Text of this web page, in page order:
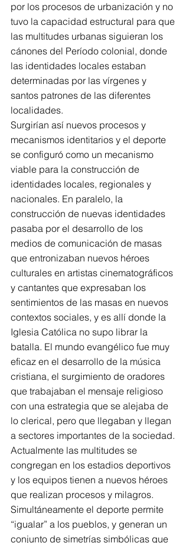
por los procesos de urbanización y no
tuvo la capacidad estructural para que
las multitudes urbanas siguieran los
cánones del Período colonial, donde
las identidades locales estaban
determinadas por las vírgenes y
santos patrones de las diferentes
localidades.
Surgirían así nuevos procesos y
mecanismos identitarios y el deporte
se configuró como un mecanismo
viable para la construcción de
identidades locales, regionales y
nacionales. En paralelo, la
construcción de nuevas identidades
pasaba por el desarrollo de los
medios de comunicación de masas
que entronizaban nuevos héroes
culturales en artistas cinematográficos
y cantantes que expresaban los
sentimientos de las masas en nuevos
contextos sociales, y es allí donde la
Iglesia Católica no supo librar la
batalla. El mundo evangélico fue muy
eficaz en el desarrollo de la música
cristiana, el surgimiento de oradores
que trabajaban el mensaje religioso
con una estrategia que se alejaba de
lo clerical, pero que llegaban y llegan
a sectores importantes de la sociedad.
Actualmente las multitudes se
congregan en los estadios deportivos
y los equipos tienen a nuevos héroes
que realizan procesos y milagros.
Simultáneamente el deporte permite
“igualar” a los pueblos, y generan un
conjunto de simetrías simbólicas que